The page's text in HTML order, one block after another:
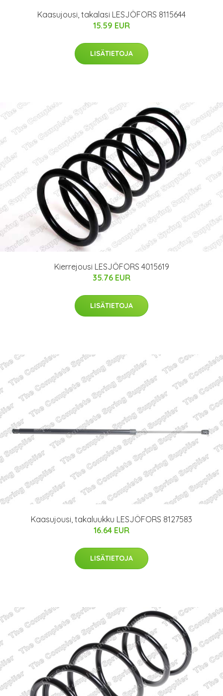
Kaasujousi, takalasi LESJÖFORS 8115644
15.59 EUR
LISÄTIETOJA
Kierrejousi LESJÖFORS 4015619
35.76 EUR
LISÄTIETOJA
Kaasujousi, takaluukku LESJÖFORS 8127583
16.64 EUR
LISÄTIETOJA